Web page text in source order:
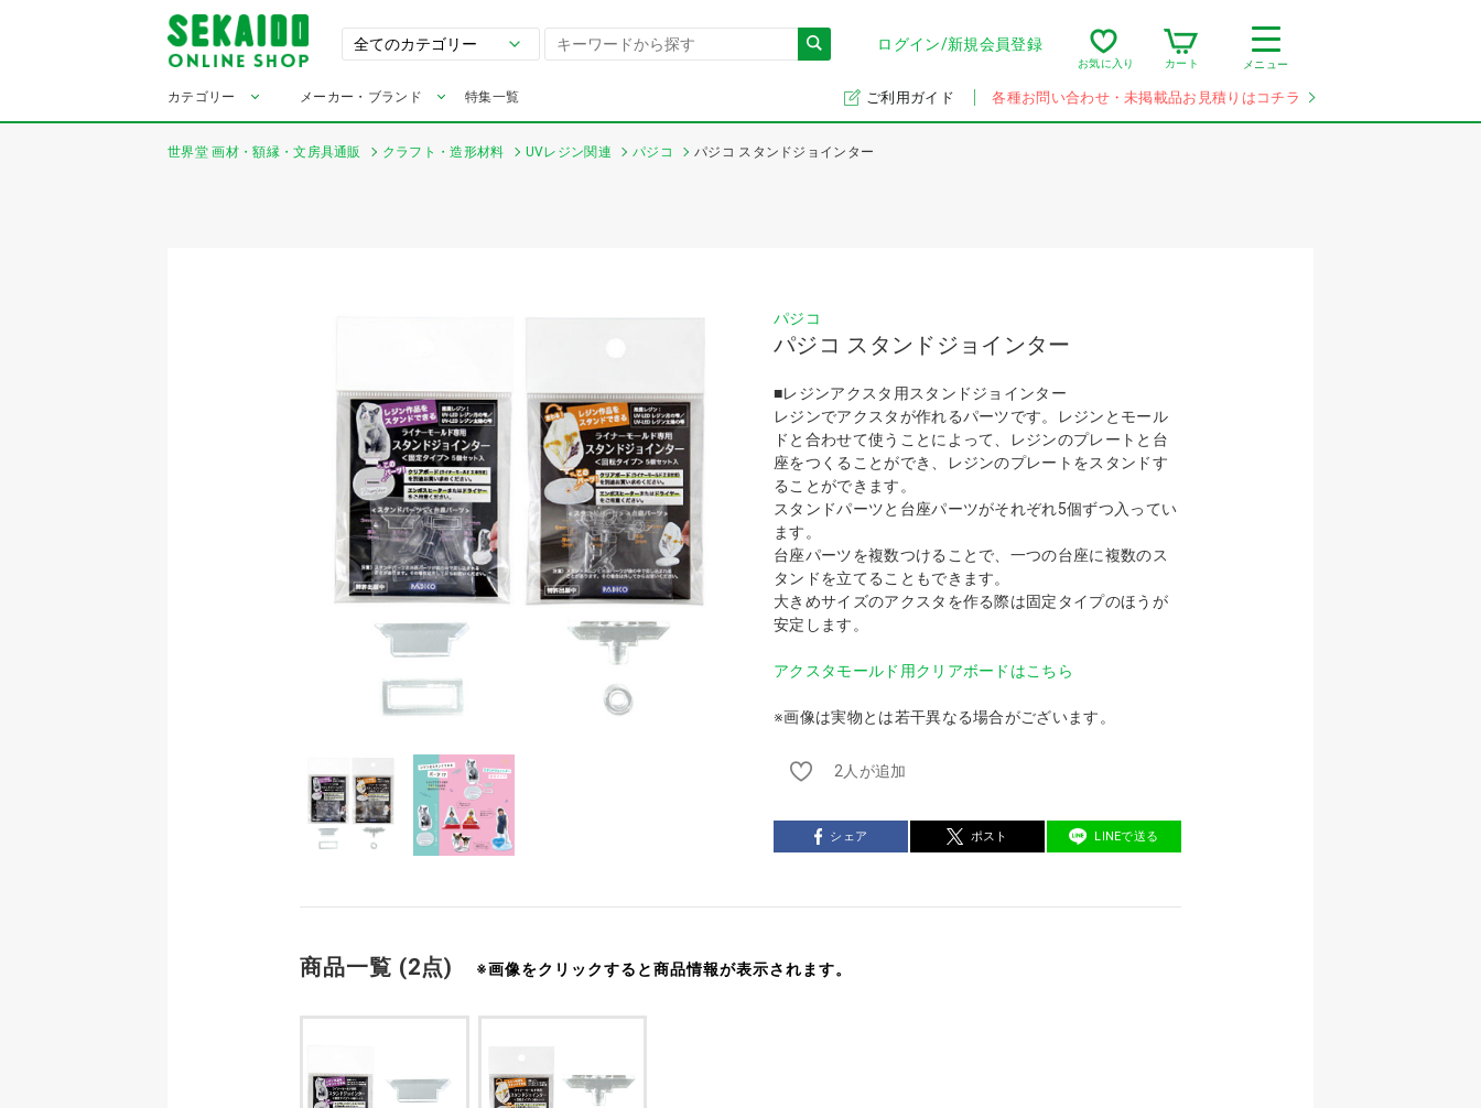
ログイン/新規会員登録
お気に入り カート メニュー
カテゴリー メーカー・ブランド 特集一覧 ご利用ガイド 各種お問い合わせ・未掲載品お見積りはコチラ
世界堂 画材・額縁・文房具通販 クラフト・造形材料 UVレジン関連 パジコ パジコ スタンドジョインター
パジコ
パジコ スタンドジョインター
■レジンアクスタ用スタンドジョインター
レジンでアクスタが作れるパーツです。レジンとモール
ドと合わせて使うことによって、レジンのプレートと台
座をつくることができ、レジンのプレートをスタンドす
ることができます。
スタンドパーツと台座パーツがそれぞれ5個ずつ入ってい
ます。
台座パーツを複数つけることで、一つの台座に複数のス
タンドを立てることもできます。
大きめサイズのアクスタを作る際は固定タイプのほうが
安定します。
アクスタモールド用クリアボードはこちら
※画像は実物とは若干異なる場合がございます。
2人が追加
シェア ポスト LINEで送る
商品一覧 (2点) ※画像をクリックすると商品情報が表示されます。